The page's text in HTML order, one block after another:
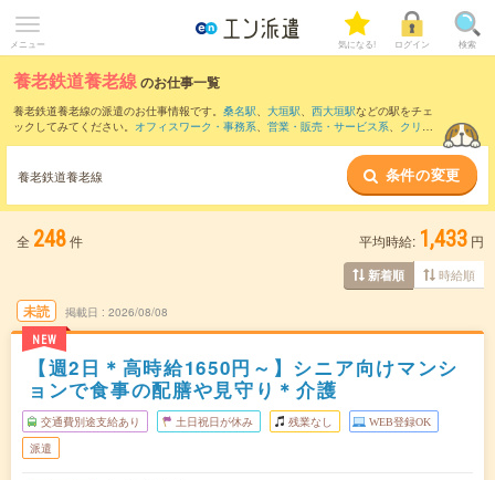
メニュー 気になる! ログイン 検索
養老鉄道養老線のお仕事一覧
養老鉄道養老線の派遣のお仕事情報です。 桑名駅、 大垣駅、 西大垣駅などの駅をチェ
ックしてみてください。 オフィスワーク・事務系、 営業・販売・サービス系、 クリエ
養老鉄道養老線 条件の変更
全 248件 平均時給: 1,433 円
新着順 時給順
未読
NEW
掲載日 2026/08/08
【週2日＊高時給1650円～】シニア向けマンシ
ョンで食事の配膳や見守り＊介護
交通費別途支給あり 土日祝日が休み 残業なし WEB登録OK
派遣